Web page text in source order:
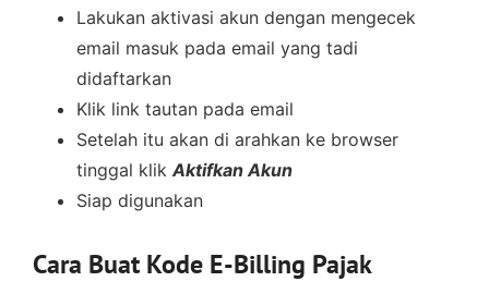
Lakukan aktivasi akun dengan mengecek
email masuk pada email yang tadi
didaftarkan
Klik link tautan pada email
Setelah itu akan di arahkan ke browser
tinggal klikAktifkan Akun
Siap digunakan
Cara Buat Kode E-Billing Pajak